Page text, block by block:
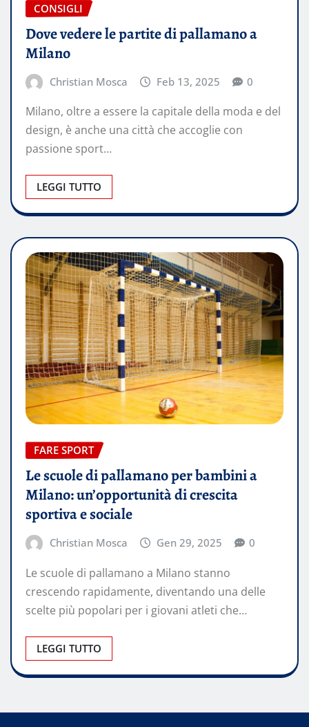
CONSIGLI
Dove vedere le partite di pallamano a
Milano
Christian Mosca Feb 13, 2025 0
Milano, oltre a essere la capitale della moda e del
design, è anche una città che accoglie con
passione sport…
LEGGI TUTTO
FARE SPORT
Le scuole di pallamano per bambini a
Milano: un’opportunità di crescita
sportiva e sociale
Christian Mosca Gen 29, 2025 0
Le scuole di pallamano a Milano stanno
crescendo rapidamente, diventando una delle
scelte più popolari per i giovani atleti che…
LEGGI TUTTO